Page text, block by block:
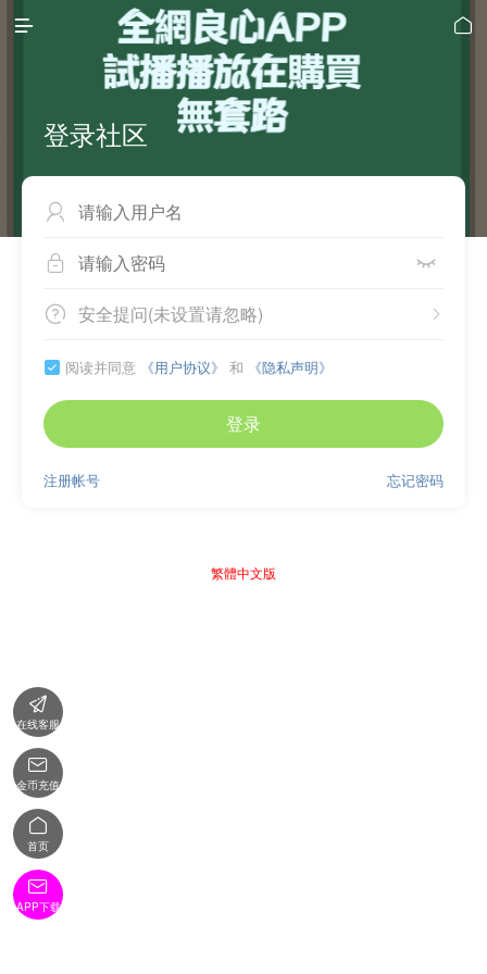
 
登录社区

 
 
安全提问(未设置请忽略)
 阅读并同意 《用户协议》 和 《隐私声明》
登录
忘记密码
注册帐号
繁體中文版

在线客服

金币充值

首页

APP下载